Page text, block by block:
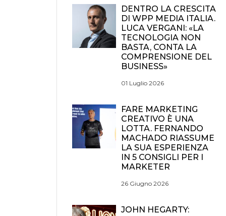
DENTRO LA CRESCITA
DI WPP MEDIA ITALIA.
LUCA VERGANI: «LA
TECNOLOGIA NON
BASTA, CONTA LA
COMPRENSIONE DEL
BUSINESS»
01 Luglio 2026
FARE MARKETING
CREATIVO È UNA
LOTTA. FERNANDO
MACHADO RIASSUME
LA SUA ESPERIENZA
IN 5 CONSIGLI PER I
MARKETER
26 Giugno 2026
JOHN HEGARTY: